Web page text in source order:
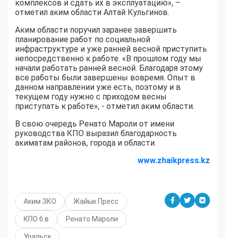
комплексов и сдать их в эксплуатацию», –
отметил аким области Алтай Кульгинов.
Аким области поручил заранее завершить
планирование работ по социальной
инфраструктуре и уже ранней весной приступить
непосредственно к работе. «В прошлом году мы
начали работать ранней весной. Благодаря этому
все работы были завершены вовремя. Опыт в
данном направлении уже есть, поэтому и в
текущем году нужно с приходом весны
приступать к работе», - отметил аким области.
В свою очередь Ренато Мароли от имени
руководства КПО выразил благодарность
акиматам районов, города и области.
www.zhaikpress.kz
Аким ЗКО Жайык Пресс
КПО б.в Ренато Мароли